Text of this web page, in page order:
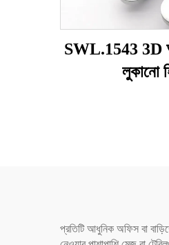
SWL.1543 3D
লুকানো
প্রতিটি আধুনিক অফিস বা